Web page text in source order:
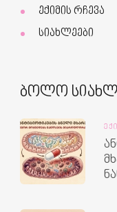
ექიმის რჩევა
სიახლეები
ბოლო